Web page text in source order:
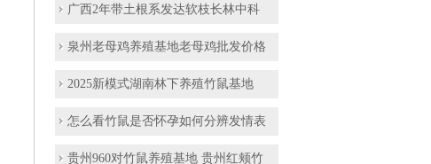
广西2年带土根系发达软枝长林中科
泉州老母鸡养殖基地老母鸡批发价格
2025新模式湖南林下养殖竹鼠基地
怎么看竹鼠是否怀孕如何分辨发情表
贵州960对竹鼠养殖基地 贵州红颊竹